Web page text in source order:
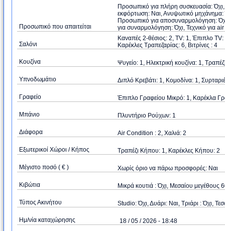
Προσωπικό που απαιτείται
Προσωπικό για πλήρη συσκευασία:
εκφόρτωση: Ναι, Ανυψωτικό μηχάνημα:
Προσωπικό για αποσυναρμολόγηση:
για συναρμολόγηση: Όχι, Τεχνικό για
Σαλόνι
Καναπές 2-θέσιος: 2, TV: 1, Έπιπλο
Καρέκλες Τραπεζαρίας: 6, Βιτρίνες : 4
Κουζίνα Ψυγείο: 1, Ηλεκτρική κουζίνα: 1,
Υπνοδωμάτιο Διπλό Κρεβάτι: 1, Κομοδίνα: 1,
Γραφείο Έπιπλο Γραφείου Μικρό: 1, Καρέκλα
Μπάνιο Πλυντήριο Ρούχων: 1
Διάφορα Air Condition : 2, Χαλιά: 2
Εξωτερικοί Χώροι / Κήπος Τραπέζι Κήπου: 1, Καρέκλες Κήπου: 2
Μέγιστο ποσό ( € ) Xωρίς όριο να πάρω προσφορές: Ναι
Κιβώτια Μικρά κουτιά : Όχι, Μεσαίου
Τύπος Ακινήτου Studio: Όχι, Δυάρι: Ναι, Τριάρι : Όχι,
Ημ/νία καταχώρησης 18 / 05 / 2026 - 18:48